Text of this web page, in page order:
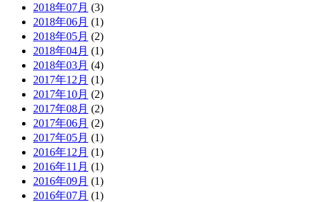
2018年07月 (3)
2018年06月 (1)
2018年05月 (2)
2018年04月 (1)
2018年03月 (4)
2017年12月 (1)
2017年10月 (2)
2017年08月 (2)
2017年06月 (2)
2017年05月 (1)
2016年12月 (1)
2016年11月 (1)
2016年09月 (1)
2016年07月 (1)